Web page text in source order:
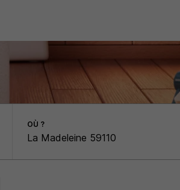
OÙ ?